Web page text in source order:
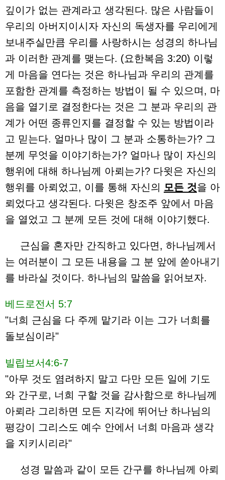
깊이가 없는 관계라고 생각된다. 많은 사람들이
우리의 아버지이시자 자신의 독생자를 우리에게
보내주실만큼 우리를 사랑하시는 성경의 하나님
과 이러한 관계를 맺는다. (요한복음 3:20) 이렇
게 마음을 연다는 것은 하나님과 우리의 관계를
포함한 관계를 측정하는 방법이 될 수 있으며, 마
음을 열기로 결정한다는 것은 그 분과 우리의 관
계가 어떤 종류인지를 결정할 수 있는 방법이라
고 믿는다. 얼마나 많이 그 분과 소통하는가? 그
분께 무엇을 이야기하는가? 얼마나 많이 자신의
행위에 대해 하나님께 아뢰는가? 다윗은 자신의
행위를 아뢰었고, 이를 통해 자신의 모든 것을 아
뢰었다고 생각된다. 다윗은 창조주 앞에서 마음
을 열었고 그 분께 모든 것에 대해 이야기했다.
근심을 혼자만 간직하고 있다면, 하나님께서
는 여러분이 그 모든 내용을 그 분 앞에 쏟아내기
를 바라실 것이다. 하나님의 말씀을 읽어보자.
베드로전서 5:7
"너희 근심을 다 주께 맡기라 이는 그가 너희를
돌보심이라"
빌립보서4:6-7
"아무 것도 염려하지 말고 다만 모든 일에 기도
와 간구로, 너희 구할 것을 감사함으로 하나님께
아뢰라 그리하면 모든 지각에 뛰어난 하나님의
평강이 그리스도 예수 안에서 너희 마음과 생각
을 지키시리라"
성경 말씀과 같이 모든 간구를 하나님께 아뢰